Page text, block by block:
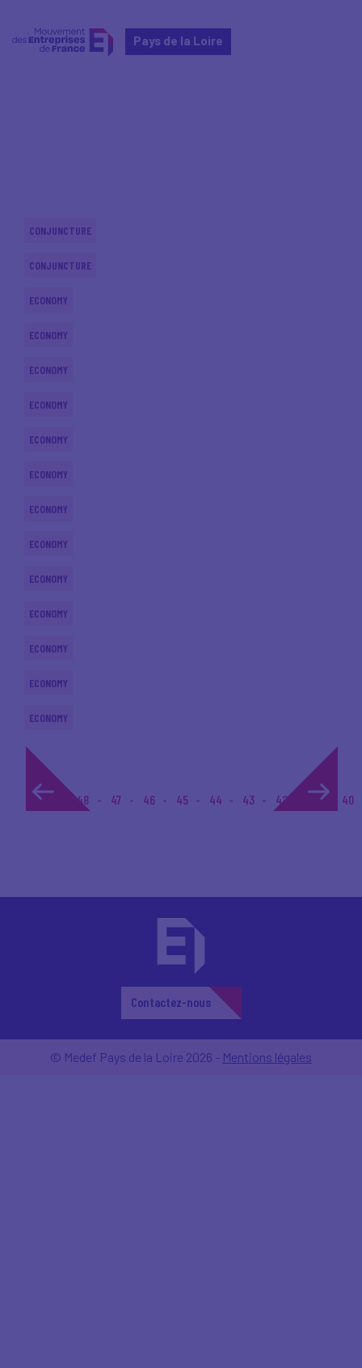
Pays de la Loire
CONJUNCTURE
CONJUNCTURE
ECONOMY
ECONOMY
ECONOMY
ECONOMY
ECONOMY
ECONOMY
ECONOMY
ECONOMY
ECONOMY
ECONOMY
ECONOMY
ECONOMY
ECONOMY
1... 48 47 46 45 44 43 42 40
Contactez-nous
© Medef Pays de la Loire 2026 - Mentions légales